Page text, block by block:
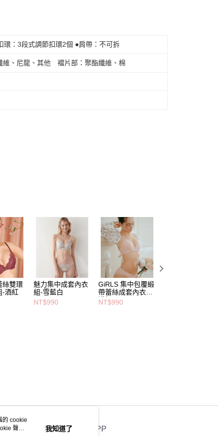
：3段式調節扣環2個 ●肩帶：不可拆
、尼龍、其他 襠片部：聚酯纖維、棉
絲雙環
-酒紅
魅力集中成套內衣
組-雪藍白
NT$990
GiRLS 集中包覆緞
帶蕾絲成套內衣組-
淺粉
NT$990
官方APP
的 cookie
聲明
我知道了